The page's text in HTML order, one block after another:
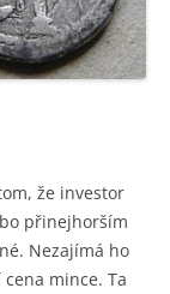
že investor
přinejhorším
Nezajímá ho
mince. Ta